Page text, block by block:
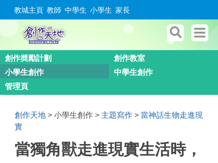
教城主頁 教師 中學生 小學生 家長
創作奬勵計劃
創作教室
小學生創作
中學生創作
管理頁
創作天地 > 小學生創作 > 主題寫作 > 當神話生物走進現
實
當獨角獸走進現實生活時，